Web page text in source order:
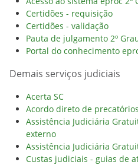
Certidões - requisição
Certidões - validação
Pauta de julgamento 2º
Portal do conhecimento
Demais serviços judiciais
Acerta SC
Acordo direto de precatórios
Assistência Judiciária
externo
Assistência Judiciária
Custas judiciais - guias de